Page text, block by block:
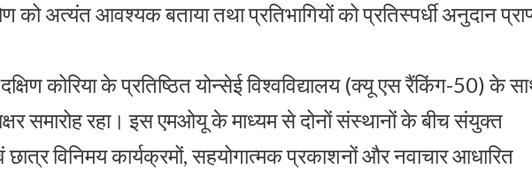
को अत्यंत आवश्यक बताया तथा प्रतिभागियों को प्रतिस्पर्धी अनुदान
कोरिया के प्रतिष्ठित योन्सेई विश्वविद्यालय (क्यू एस रैंकिंग-50) के
समारोह रहा। इस एमओयू के माध्यम से दोनों संस्थानों के बीच संयुक्त
विनिमय कार्यक्रमों, सहयोगात्मक प्रकाशनों और नवाचार आधारित